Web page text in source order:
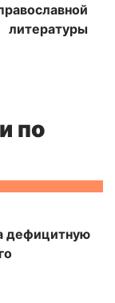
литературы
по
дефицитную